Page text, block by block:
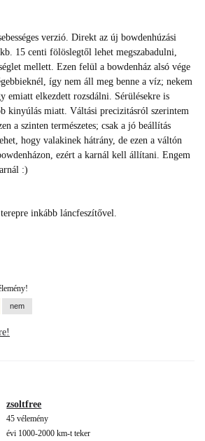
verzió. Direkt az új bowdenhúzási
15 centi fölöslegtől lehet megszabadulni,
mellett. Ezen felül a bowdenház alsó vége
így nem áll meg benne a víz; nekem
emiatt elkezdett rozsdálni. Sérülésekre is
kinyúlás miatt. Váltási precizitásról szerintem
a szinten természetes; csak a jó beállítás
hogy valakinek hátrány, de ezen a váltón
ezért a karnál kell állítani. Engem
:)
inkább láncfeszítővel.
zsoltfree
45 vélemény
évi 1000-2000 km-t teker